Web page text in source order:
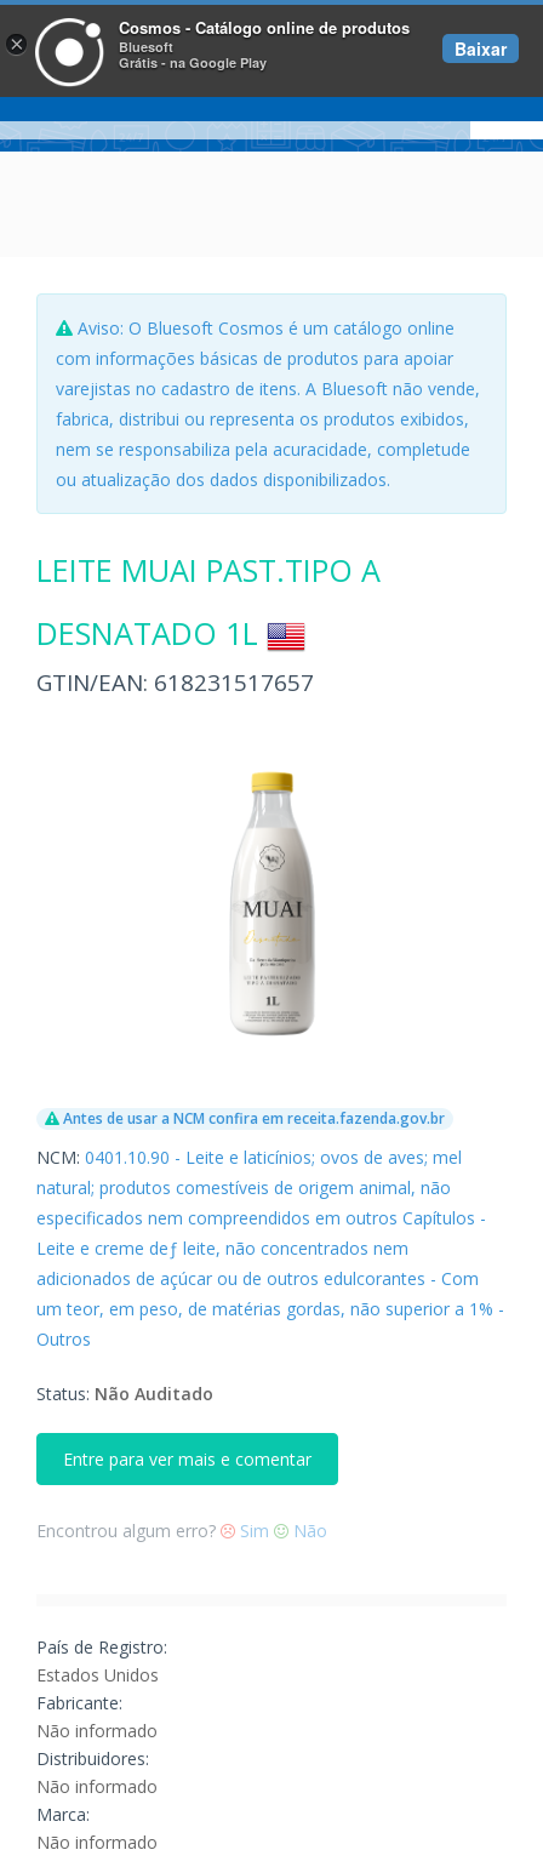
Aviso: O Bluesoft Cosmos é um catálogo online
com informações básicas de produtos para apoiar
varejistas no cadastro de itens. A Bluesoft não vende,
fabrica, distribui ou representa os produtos exibidos,
nem se responsabiliza pela acuracidade, completude
ou atualização dos dados disponibilizados.
LEITE MUAI PAST.TIPO A
DESNATADO 1L
GTIN/EAN: 618231517657
Antes de usar a NCM confira em receita.fazenda.gov.br
NCM: 0401.10.90 - Leite e laticínios; ovos de aves; mel
natural; produtos comestíveis de origem animal, não
especificados nem compreendidos em outros Capítulos -
Leite e creme deƒ leite, não concentrados nem
adicionados de açúcar ou de outros edulcorantes - Com
um teor, em peso, de matérias gordas, não superior a 1% -
Outros
Status: Não Auditado
Entre para ver mais e comentar
Encontrou algum erro? Sim Não
País de Registro:
Estados Unidos
Fabricante:
Não informado
Distribuidores:
Não informado
Marca:
Não informado
×
Cosmos - Catálogo online de produtos
Bluesoft
Grátis - na Google Play
Baixar